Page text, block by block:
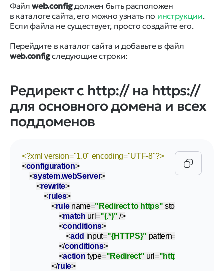
Файлweb.configдолжен быть расположен
в каталоге сайта, его можно узнать по инструкции.
Если файла не существует, просто создайте его.
Перейдите в каталог сайта и добавьте в файл
web.configследующие строки:
Редирект c http:// на https://
для основного домена и всех
поддоменов
<?xml version="1.0" encoding="UTF-8"?>
<configuration>
<system.webServer>
<rewrite>
<rules>
<rule name="Redirect to https" stopProcessing
<match url="(.*)" />
<conditions>
<add input="{HTTPS}" pattern=
</conditions>
<action type="Redirect" url="https://
</rule>